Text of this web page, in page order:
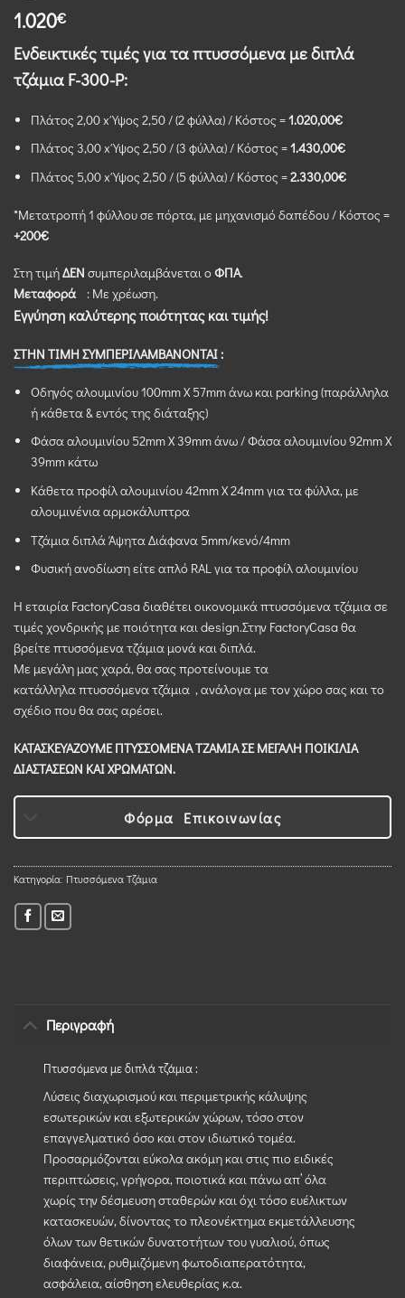
1.020€
Ενδεικτικές τιμές για τα πτυσσόμενα με διπλά
τζάμια F-300-Ρ:
Πλάτος 2,00 x Ύψος 2,50 / (2 φύλλα) / Κόστος =1.020,00€
Πλάτος 3,00 x Ύψος 2,50 / (3 φύλλα) / Κόστος =1.430,00€
Πλάτος 5,00 x Ύψος 2,50 / (5 φύλλα) / Κόστος =2.330,00€
*Μετατροπή 1 φύλλου σε πόρτα, με μηχανισμό δαπέδου / Κόστος =
+200€
Στη τιμήΔΕΝ συμπεριλαμβάνεται οΦΠΑ.
Μεταφορά : Με χρέωση.
Εγγύηση καλύτερης ποιότητας και τιμής!
ΣΤΗΝ ΤΙΜΗ ΣΥΜΠΕΡΙΛΑΜΒΑΝΟΝΤΑΙ :
Οδηγός αλουμινίου 100mm X 57mm άνω και parking (παράλληλα
ή κάθετα & εντός της διάταξης)
Φάσα αλουμινίου 52mm X 39mm άνω / Φάσα αλουμινίου 92mm X
39mm κάτω
Κάθετα προφίλ αλουμινίου 42mm X 24mm για τα φύλλα, με
αλουμινένια αρμοκάλυπτρα
Τζάμια διπλά Άψητα Διάφανα 5mm/κενό/4mm
Φυσική ανοδίωση είτε απλό RAL για τα προφίλ αλουμινίου
Η εταιρία FactoryCasa διαθέτει οικονομικά πτυσσόμενα τζάμια σε
τιμές χονδρικής με ποιότητα και design.Στην FactoryCasa θα
βρείτε πτυσσόμενα τζάμια μονά και διπλά.
Με μεγάλη μας χαρά, θα σας προτείνουμε τα
κατάλληλα πτυσσόμενα τζάμια , ανάλογα με τον χώρο σας και το
σχέδιο που θα σας αρέσει.
ΚΑΤΑΣΚΕΥΑΖΟΥΜΕ ΠΤΥΣΣΟΜΕΝΑ ΤΖΑΜΙΑ ΣΕ ΜΕΓΑΛΗ ΠΟΙΚΙΛΙΑ
ΔΙΑΣΤΑΣΕΩΝ ΚΑΙ ΧΡΩΜΑΤΩΝ.
Φόρμα Επικοινωνίας
Κατηγορία: Πτυσσόμενα Τζάμια
Περιγραφή
Πτυσσόμενα με διπλά τζάμια :
Λύσεις διαχωρισμού και περιμετρικής κάλυψης
εσωτερικών και εξωτερικών χώρων, τόσο στον
επαγγελματικό όσο και στον ιδιωτικό τομέα.
Προσαρμόζονται εύκολα ακόμη και στις πιο ειδικές
περιπτώσεις, γρήγορα, ποιοτικά και πάνω απ’ όλα
χωρίς την δέσμευση σταθερών και όχι τόσο ευέλικτων
κατασκευών, δίνοντας το πλεονέκτημα εκμετάλλευσης
όλων των θετικών δυνατοτήτων του γυαλιού, όπως
διαφάνεια, ρυθμιζόμενη φωτοδιαπερατότητα,
ασφάλεια, αίσθηση ελευθερίας κ.α.